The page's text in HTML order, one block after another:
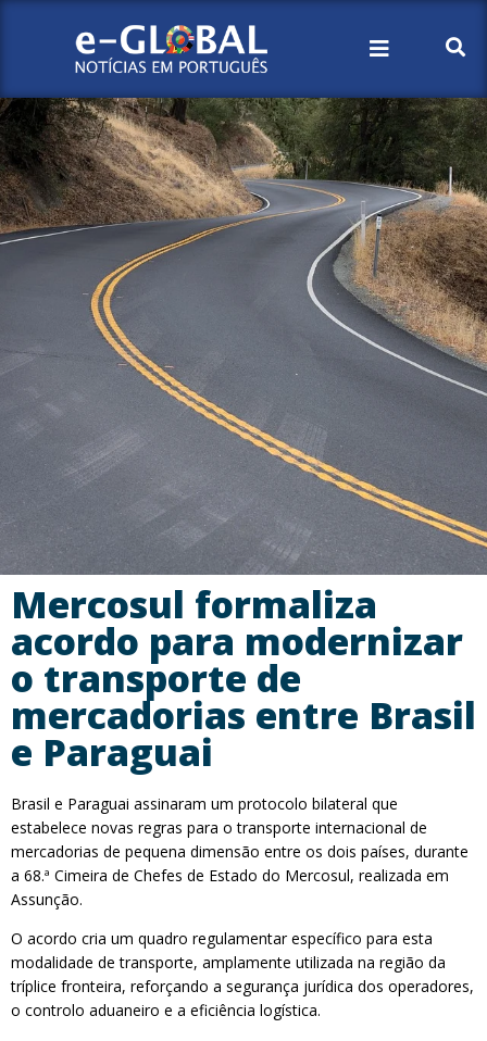
Mercosul formaliza
acordo para modernizar
o transporte de
mercadorias entre Brasil
e Paraguai
Brasil e Paraguai assinaram um protocolo bilateral que
estabelece novas regras para o transporte internacional de
mercadorias de pequena dimensão entre os dois países, durante
a 68.ª Cimeira de Chefes de Estado do Mercosul, realizada em
Assunção.
O acordo cria um quadro regulamentar específico para esta
modalidade de transporte, amplamente utilizada na região da
tríplice fronteira, reforçando a segurança jurídica dos operadores,
o controlo aduaneiro e a eficiência logística.